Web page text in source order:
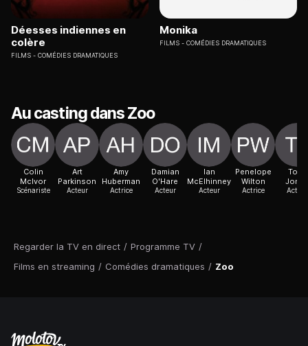
Regarder la TV en direct / Programme TV /
Films en streaming / Comédies dramatiques / Zoo
Déesses indiennes en
colère
FILMS COMÉDIES DRAMATIQUES
Monika
FILMS COMÉDIES DRAMATIQUES
Au casting dans Zoo
Colin
McIvor
Scénariste
Art
Parkinson
Acteur
Amy
Huberman
Actrice
Damian
O'Hare
Acteur
Ian
McElhinney
Acteur
Penelope
Wilton
Actrice
Toby
Acteur